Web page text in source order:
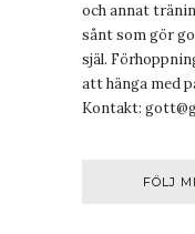
och annat
sånt som gör
själ.
att hänga med
Kontakt:
FÖLJ